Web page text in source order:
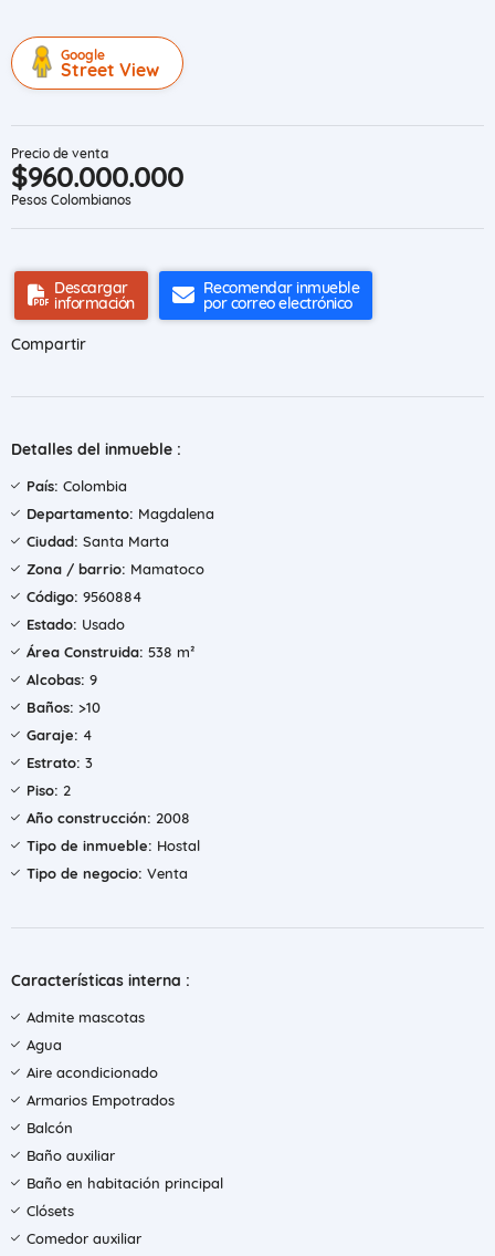
Google
Street View
Precio de venta
$960.000.000
Pesos Colombianos
Descargar
información
Recomendar inmueble
por correo electrónico
Compartir
Detalles del inmueble :
País: Colombia
Departamento: Magdalena
Ciudad: Santa Marta
Zona / barrio: Mamatoco
Código: 9560884
Estado: Usado
Área Construida: 538 m²
Alcobas: 9
Baños: >10
Garaje: 4
Estrato: 3
Piso: 2
Año construcción: 2008
Tipo de inmueble: Hostal
Tipo de negocio: Venta
Características interna :
Admite mascotas
Agua
Aire acondicionado
Armarios Empotrados
Balcón
Baño auxiliar
Baño en habitación principal
Clósets
Comedor auxiliar